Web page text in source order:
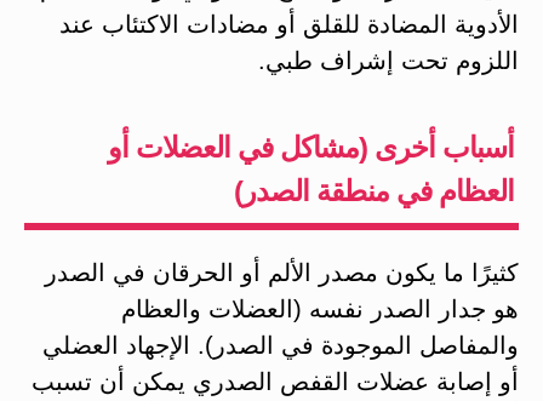
الأدوية المضادة للقلق أو مضادات الاكتئاب عند
اللزوم تحت إشراف طبي.
أسباب أخرى (مشاكل في العضلات أو
العظام في منطقة الصدر)
كثيرًا ما يكون مصدر الألم أو الحرقان في الصدر
هو جدار الصدر نفسه (العضلات والعظام
والمفاصل الموجودة في الصدر). الإجهاد العضلي
أو إصابة عضلات القفص الصدري يمكن أن تسبب